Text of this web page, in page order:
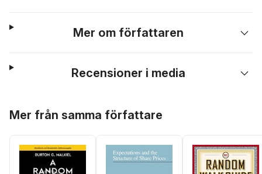
Mer om författaren
Recensioner i media
Mer från samma författare